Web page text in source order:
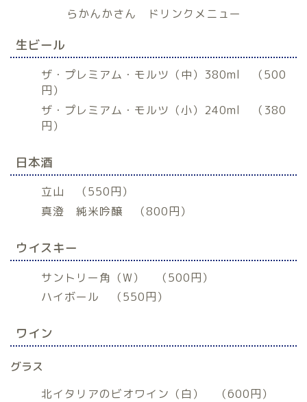
らかんかさん ドリンクメニュー
生ビール
ザ・プレミアム・モルツ（中）380ml （500
円）
ザ・プレミアム・モルツ（小）240ml （380
円）
日本酒
立山 （550円）
真澄 純米吟醸 （800円）
ウイスキー
サントリー角（W） （500円）
ハイボール （550円）
ワイン
グラス
北イタリアのビオワイン（白） （600円）